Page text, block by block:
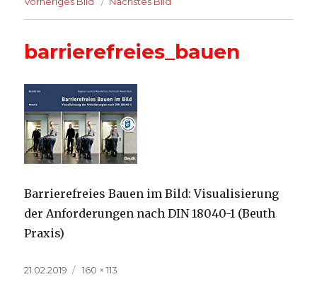
barrierefreies_bauen
Barrierefreies Bauen im Bild: Visualisierung
der Anforderungen nach DIN 18040-1 (Beuth
Praxis)
Veröffentlicht
21.02.2019
Volle
160 × 113